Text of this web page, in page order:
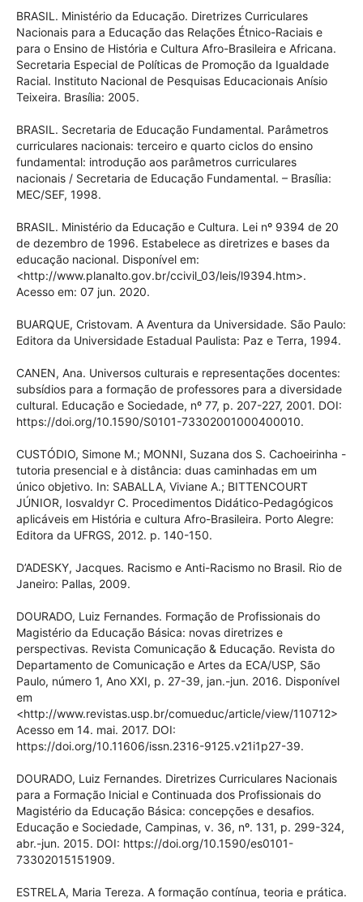
BRASIL. Ministério da Educação. Diretrizes Curriculares
Nacionais para a Educação das Relações Étnico-Raciais e
para o Ensino de História e Cultura Afro-Brasileira e Africana.
Secretaria Especial de Políticas de Promoção da Igualdade
Racial. Instituto Nacional de Pesquisas Educacionais Anísio
Teixeira. Brasília: 2005.
BRASIL. Secretaria de Educação Fundamental. Parâmetros
curriculares nacionais: terceiro e quarto ciclos do ensino
fundamental: introdução aos parâmetros curriculares
nacionais / Secretaria de Educação Fundamental. – Brasília:
MEC/SEF, 1998.
BRASIL. Ministério da Educação e Cultura. Lei nº 9394 de 20
de dezembro de 1996. Estabelece as diretrizes e bases da
educação nacional. Disponível em:
<http://www.planalto.gov.br/ccivil_03/leis/l9394.htm>.
Acesso em: 07 jun. 2020.
BUARQUE, Cristovam. A Aventura da Universidade. São Paulo:
Editora da Universidade Estadual Paulista: Paz e Terra, 1994.
CANEN, Ana. Universos culturais e representações docentes:
subsídios para a formação de professores para a diversidade
cultural. Educação e Sociedade, nº 77, p. 207-227, 2001. DOI:
https://doi.org/10.1590/S0101-73302001000400010.
CUSTÓDIO, Simone M.; MONNI, Suzana dos S. Cachoeirinha -
tutoria presencial e à distância: duas caminhadas em um
único objetivo. In: SABALLA, Viviane A.; BITTENCOURT
JÚNIOR, Iosvaldyr C. Procedimentos Didático-Pedagógicos
aplicáveis em História e cultura Afro-Brasileira. Porto Alegre:
Editora da UFRGS, 2012. p. 140-150.
D’ADESKY, Jacques. Racismo e Anti-Racismo no Brasil. Rio de
Janeiro: Pallas, 2009.
DOURADO, Luiz Fernandes. Formação de Profissionais do
Magistério da Educação Básica: novas diretrizes e
perspectivas. Revista Comunicação & Educação. Revista do
Departamento de Comunicação e Artes da ECA/USP, São
Paulo, número 1, Ano XXI, p. 27-39, jan.-jun. 2016. Disponível
em
<http://www.revistas.usp.br/comueduc/article/view/110712>
Acesso em 14. mai. 2017. DOI:
https://doi.org/10.11606/issn.2316-9125.v21i1p27-39.
DOURADO, Luiz Fernandes. Diretrizes Curriculares Nacionais
para a Formação Inicial e Continuada dos Profissionais do
Magistério da Educação Básica: concepções e desafios.
Educação e Sociedade, Campinas, v. 36, nº. 131, p. 299-324,
abr.-jun. 2015. DOI: https://doi.org/10.1590/es0101-
73302015151909.
ESTRELA, Maria Tereza. A formação contínua, teoria e prática.